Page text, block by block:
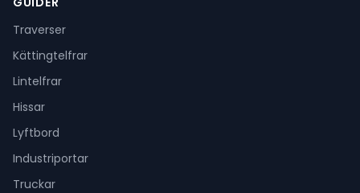
Traverser
Kättingtelfrar
Lintelfrar
Hissar
Lyftbord
Industriportar
Truckar